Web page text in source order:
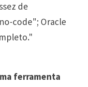
de
code"; Oracle
ferramenta